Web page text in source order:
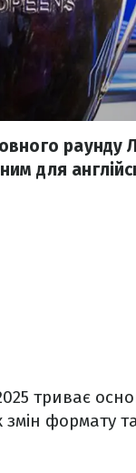
раунду
для
2025 триває
формату